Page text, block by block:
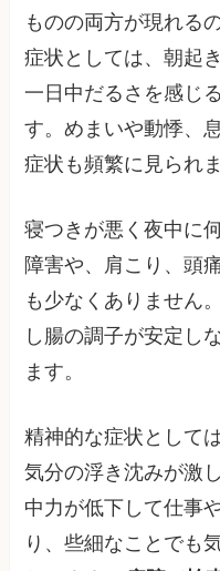
ものの両方が現れる
症状としては、朝起
一日中だるさを感じ
す。めまいや動悸、
症状も頻繁に見られま
寝つきが悪く夜中に
障害や、肩こり、頭
も少なくありません
し腸の調子が安定し
ます。
精神的な症状として
気分の浮き沈みが激
中力が低下して仕事
り、些細なことでも